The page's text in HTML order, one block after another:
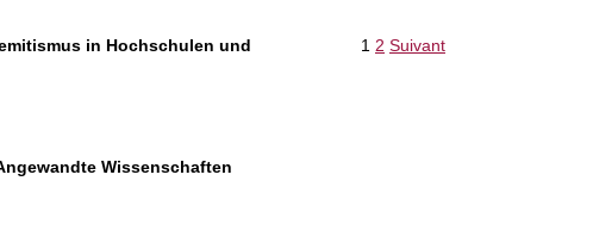
1 2 Suivant
in Hochschulen und
Wissenschaften